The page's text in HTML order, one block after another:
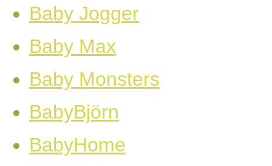
Baby Jogger
Baby Max
Baby Monsters
BabyBjörn
BabyHome